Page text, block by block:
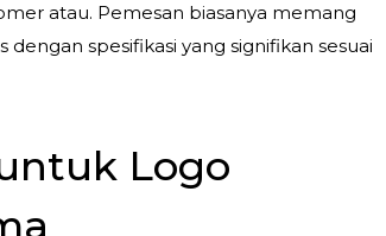
atau. Pemesan biasanya memang
spesifikasi yang signifikan sesuai
Logo